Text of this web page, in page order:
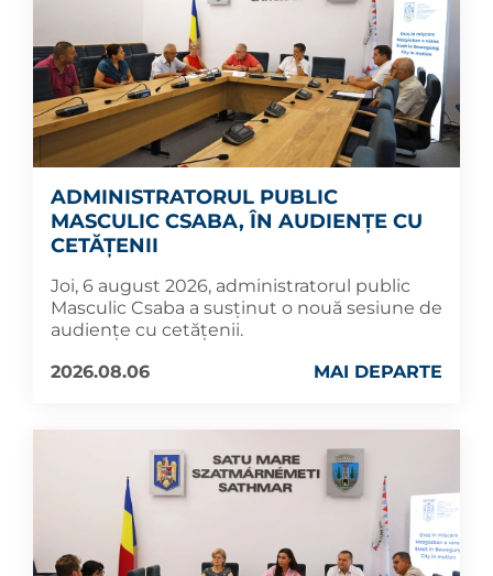
ADMINISTRATORUL PUBLIC
MASCULIC CSABA, ÎN AUDIENȚE CU
CETĂȚENII
Joi, 6 august 2026, administratorul public
Masculic Csaba a susținut o nouă sesiune de
audiențe cu cetățenii.
2026.08.06
MAI DEPARTE